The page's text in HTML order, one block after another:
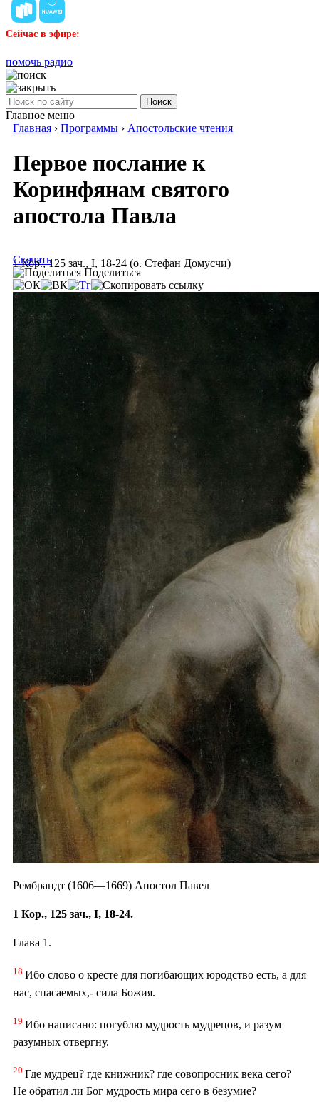
Сейчас в эфире:
помочь радио
Поиск
Главное меню
Главная › Программы › Апостольские чтения
Первое послание к
Коринфянам святого
апостола Павла
1 Кор., 125 зач., I, 18-24 (о. Стефан Домусчи)
Скачать
Поделиться
Рембрандт (1606—1669) Апостол Павел
1 Кор., 125 зач., I, 18-24.
Глава 1.
18 Ибо слово о кресте для погибающих юродство есть, а для
нас, спасаемых,- сила Божия.
19 Ибо написано: погублю мудрость мудрецов, и разум
разумных отвергну.
20 Где мудрец? где книжник? где совопросник века сего?
Не обратил ли Бог мудрость мира сего в безумие?